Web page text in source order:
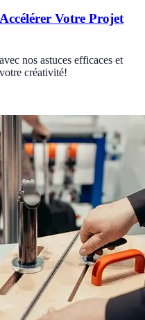
Votre Projet
nos astuces efficaces et
créativité!